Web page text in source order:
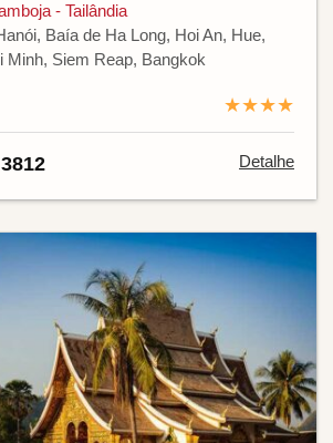
- Tailândia
Baía de Ha Long, Hoi An, Hue,
Minh, Siem Reap, Bangkok
★★★★
Detalhe